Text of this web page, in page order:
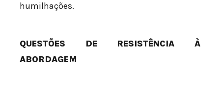
humilhações.
QUESTÕES DE RESISTÊNCIA À
ABORDAGEM